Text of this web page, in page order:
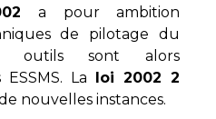
a pour ambition
de pilotage du
outils sont alors
La
loi 2002 2
nouvelles instances.